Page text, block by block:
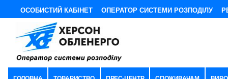
ОСОБИСТИЙ КАБІНЕТ ОПЕРАТОР СИСТЕМИ РОЗПОДІЛУ